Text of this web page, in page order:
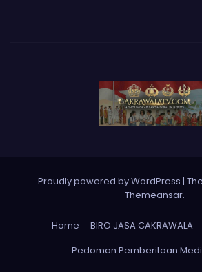
Proudly powered by WordPress |
Themeansar.
Home BIRO JASA CAKRAWALA
Pedoman Pemberitaan